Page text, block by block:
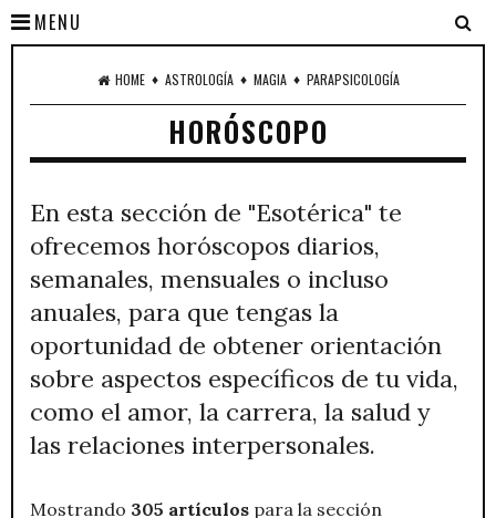
MENU
HOME ♦ ASTROLOGÍA ♦ MAGIA ♦ PARAPSICOLOGÍA
HORÓSCOPO
En esta sección de "Esotérica" te
ofrecemos horóscopos diarios,
semanales, mensuales o incluso
anuales, para que tengas la
oportunidad de obtener orientación
sobre aspectos específicos de tu vida,
como el amor, la carrera, la salud y
las relaciones interpersonales.
Mostrando 305 artículos para la sección